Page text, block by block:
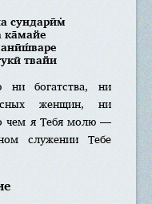
сундарӣм̇
ка̄мaйe
твaйи
богатства, ни
женщин, ни
чем я Тебя молю —
служении Тебе